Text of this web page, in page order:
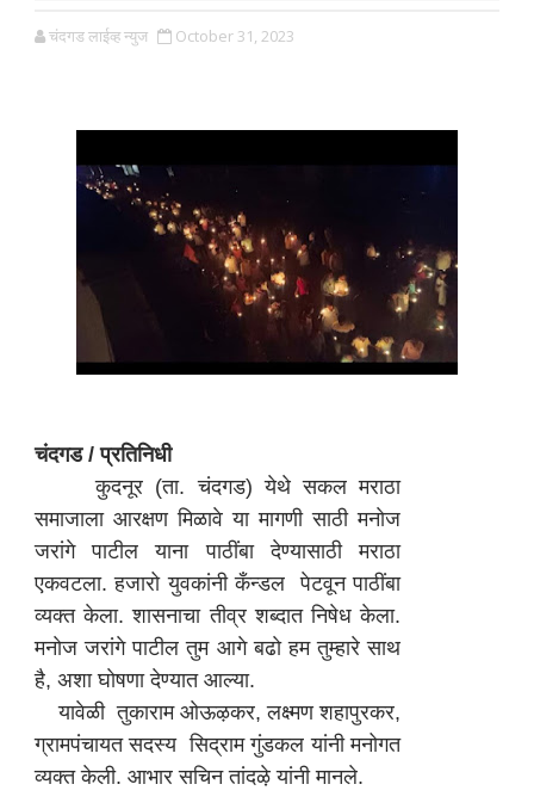
चंदगड लाईव्ह न्युज October 31, 2023
चंदगड / प्रतिनिधी
कुदनूर (ता. चंदगड) येथे सकल मराठा
समाजाला आरक्षण मिळावे या मागणी साठी मनाेज
जरांगे पाटील याना पाठींबा देण्यासाठी मराठा
एकवटला. हजारो युवकांनी कँन्डल पेटवून पाठींबा
व्यक्त केला. शासनाचा तीव्र शब्दात निषेध केला.
मनाेज जरांगे पाटील तुम आगे बढाे हम तुम्हारे साथ
है, अशा घाेषणा देण्यात आल्या.
यावेळी तुकाराम ओऊऴकर, लक्ष्मण शहापुरकर,
ग्रामपंचायत सदस्य सिद्राम गुंडकल यांनी मनोगत
व्यक्त केली. आभार सचिन तांदऴे यांनी मानले.